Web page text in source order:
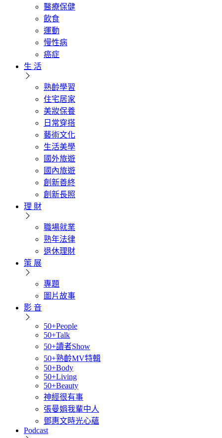
醫療保健
飲食
運動
慢性病
癌症
生 活
熟齡學習
住宅居家
美妝保養
日常穿搭
藝術文化
生活美學
國外旅遊
國內旅遊
創新善終
創新長照
理 財
職場就業
熟年法律
退休理財
策 展
專題
圖片故事
影 音
50+People
50+Talk
50+讀者Show
50+熟齡MV特輯
50+Body
50+Living
50+Beauty
神經很有事
張曼娟我輩中人
鄧惠文時光心蘊
Podcast